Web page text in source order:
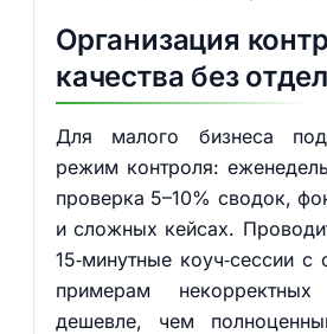
Организация
качества без
Для малого бизнеса
режим контроля:
проверка 5–10% сводок,
и сложных кейсах.
15‑минутные коуч‑сессии
примерам
дешевле, чем